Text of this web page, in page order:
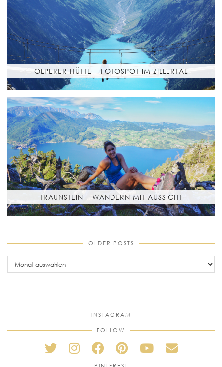
OLPERER HÜTTE – FOTOSPOT IM ZILLERTAL
TRAUNSTEIN – WANDERN MIT AUSSICHT
OLDER POSTS
older
posts
INSTAGRAM
FOLLOW
PINTEREST